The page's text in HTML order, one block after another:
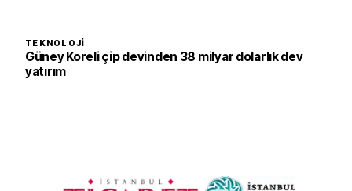
TEKNOLOJI
Güney Koreli çip devinden 38 milyar dolarlık dev
yatırım